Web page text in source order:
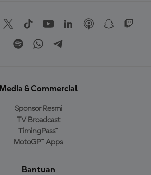
Media & Commercial
Sponsor Resmi
TV Broadcast
TimingPass™
MotoGP™ Apps
Bantuan